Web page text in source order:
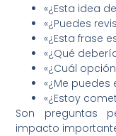
«¿Esta idea
«¿Puedes
«¿Esta frase
«¿Qué
«¿Cuál
«¿Me puedes
«¿Estoy
Son preguntas
impacto